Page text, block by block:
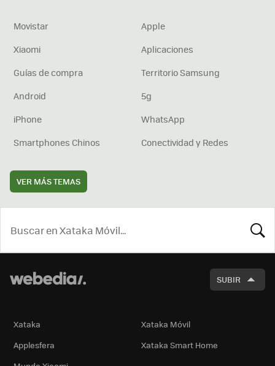
Movistar
Apple
Xiaomi
Aplicaciones
Guías de compra
Territorio Samsung
Android
5g
iPhone
WhatsApp
Smartphones Chinos
Conectividad y Redes
VER MÁS TEMAS
SUBIR
Xataka
Xataka Móvil
Applesfera
Xataka Smart Home